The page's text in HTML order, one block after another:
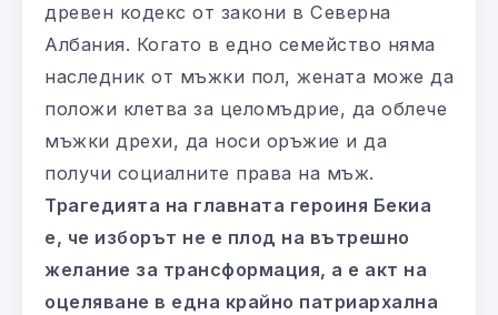
древен кодекс от закони в Северна
Албания. Когато в едно семейство няма
наследник от мъжки пол, жената може да
положи клетва за целомъдрие, да облече
мъжки дрехи, да носи оръжие и да
получи социалните права на мъж.
Трагедията на главната героиня Бекиа
е, че изборът не е плод на вътрешно
желание за трансформация, а е акт на
оцеляване в една крайно патриархална